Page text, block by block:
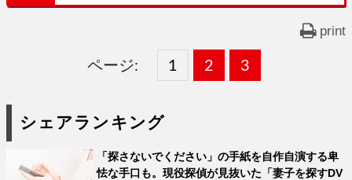
print
ページ:
固
ー
1 ,
固
ー
2 ,
固
ー
3
シェアランキング
「探さないでください」の手紙を自作自演する卑
怯な手口も。現役探偵が見抜いた「妻子を探すDV